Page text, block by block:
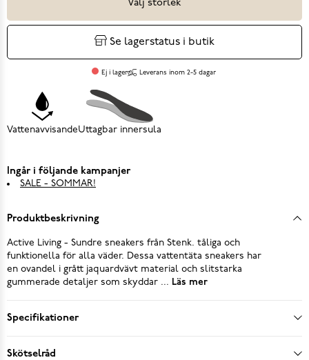
Välj storlek
Se lagerstatus i butik
Ej i lager Leverans inom 2-5 dagar
VattenavvisandeUttagbar innersula
Ingår i följande kampanjer
SALE - SOMMAR!
Produktbeskrivning
Active Living - Sundre sneakers från Stenk. tåliga och
funktionella för alla väder. Dessa vattentäta sneakers har
en ovandel i grått jaquardvävt material och slitstarka
gummerade detaljer som skyddar ... Läs mer
Specifikationer
Skötselråd